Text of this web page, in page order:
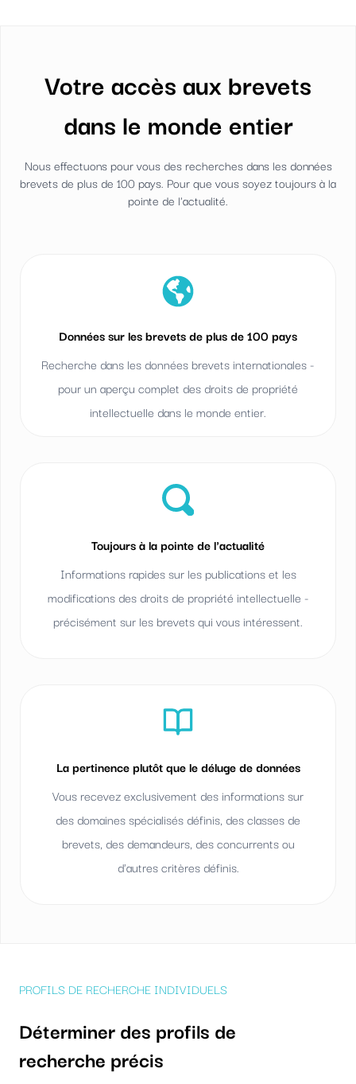
Votre accès aux brevets
dans le monde entier
Nous effectuons pour vous des recherches dans les données
brevets de plus de 100 pays. Pour que vous soyez toujours à la
pointe de l'actualité.
Données sur les brevets de plus de 100 pays
Recherche dans les données brevets internationales -
pour un aperçu complet des droits de propriété
intellectuelle dans le monde entier.
Toujours à la pointe de l'actualité
Informations rapides sur les publications et les
modifications des droits de propriété intellectuelle -
précisément sur les brevets qui vous intéressent.
La pertinence plutôt que le déluge de données
Vous recevez exclusivement des informations sur
des domaines spécialisés définis, des classes de
brevets, des demandeurs, des concurrents ou
d'autres critères définis.
PROFILS DE RECHERCHE INDIVIDUELS
Déterminer des profils de
recherche précis